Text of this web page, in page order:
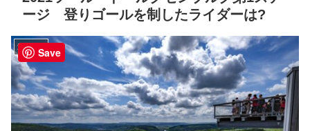
ージ 登りゴールを制したライダーは?
海外情報Save